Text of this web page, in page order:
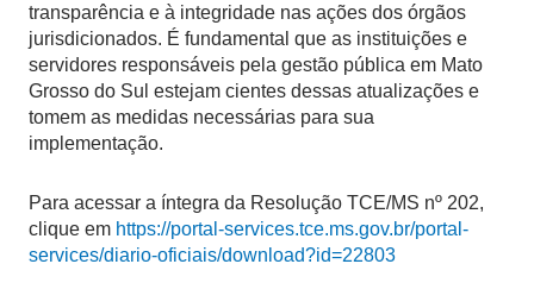
transparência e à integridade nas ações dos órgãos
jurisdicionados. É fundamental que as instituições e
servidores responsáveis pela gestão pública em Mato
Grosso do Sul estejam cientes dessas atualizações e
tomem as medidas necessárias para sua
implementação.
Para acessar a íntegra da Resolução TCE/MS nº 202,
clique em https://portal-services.tce.ms.gov.br/portal-
services/diario-oficiais/download?id=22803